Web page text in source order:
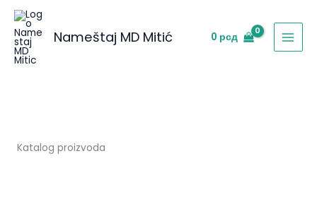
Skip
content
Nameštaj MD Mitić 0 рсд
Katalog proizvoda